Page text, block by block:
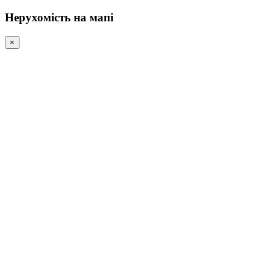
Нерухомість на мапі
×